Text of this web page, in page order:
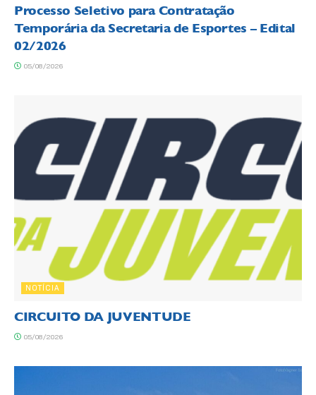
Processo Seletivo para Contratação
Temporária da Secretaria de Esportes – Edital
02/2026
05/08/2026
NOTÍCIA
CIRCUITO DA JUVENTUDE
05/08/2026